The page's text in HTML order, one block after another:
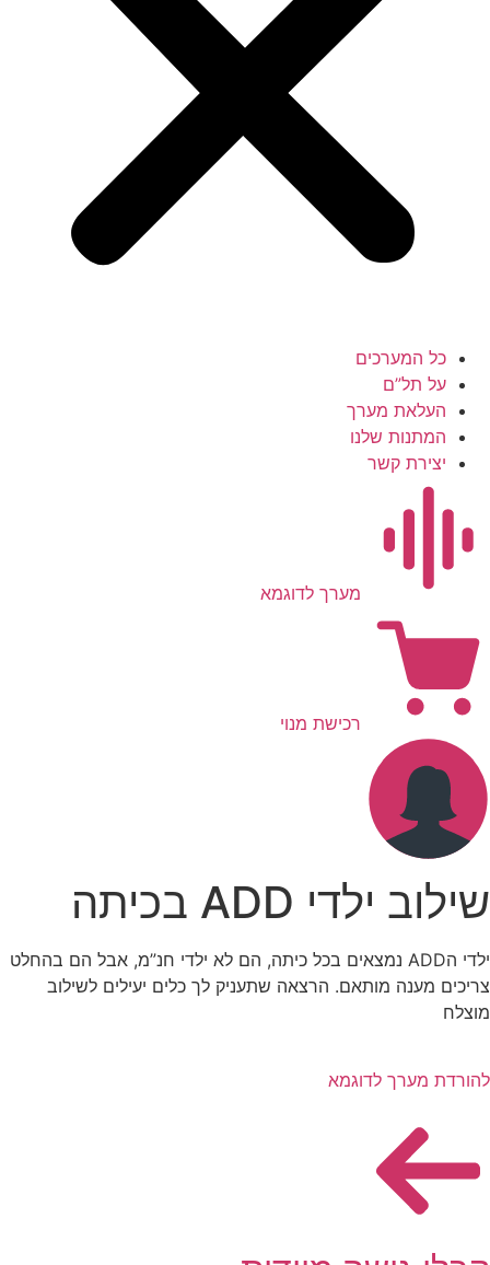
כל המערכים
על תל”ם
העלאת מערך
המתנות שלנו
יצירת קשר
מערך לדוגמא
רכישת מנוי
שילוב ילדי ADD בכיתה
ילדי הADD נמצאים בכל כיתה, הם לא ילדי חנ”מ, אבל הם בהחלט
צריכים מענה מותאם. הרצאה שתעניק לך כלים יעילים לשילוב
מוצלח
להורדת מערך לדוגמא